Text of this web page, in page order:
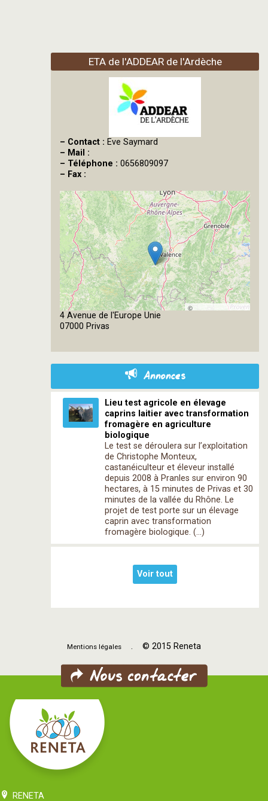
ETA de l'ADDEAR de l'Ardèche
– Contact : Eve Saymard
– Mail :
– Téléphone : 0656809097
– Fax :
©
4 Avenue de l'Europe Unie
07000 Privas
Annonces
Lieu test agricole en élevage
caprins laitier avec transformation
fromagère en agriculture
biologique
Le test se déroulera sur l’exploitation
de Christophe Monteux,
castanéiculteur et éleveur installé
depuis 2008 à Pranles sur environ 90
hectares, à 15 minutes de Privas et 30
minutes de la vallée du Rhône. Le
projet de test porte sur un élevage
caprin avec transformation
fromagère biologique. (…)
Voir tout
Mentions légales . © 2015 Reneta
RENETA